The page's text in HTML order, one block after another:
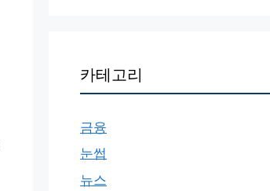
카테고리
금융
눈썹
뉴스